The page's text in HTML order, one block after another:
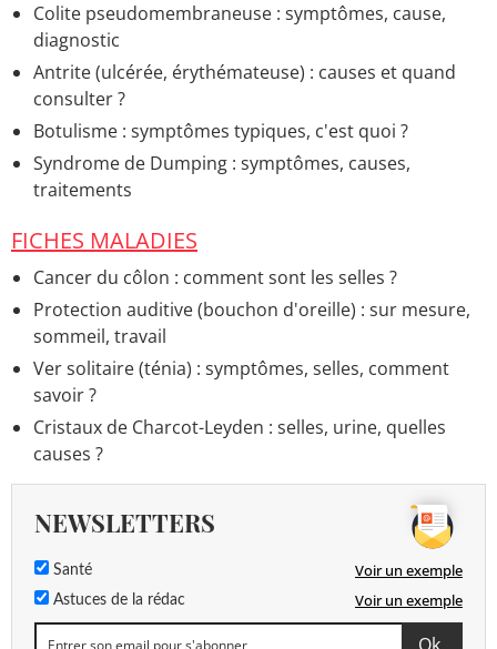
Accueil - Gastro-entérologie
Que manger quand on a mal au ventre ?
Les 10 aliments à manger en cas de gastro
> Accueil -
Colite pseudomembraneuse : symptômes, cause,
diagnostic
Antrite (ulcérée, érythémateuse) : causes et quand
consulter ?
Botulisme : symptômes typiques, c'est quoi ?
Syndrome de Dumping : symptômes, causes,
traitements
FICHES MALADIES
Cancer du côlon : comment sont les selles ?
Protection auditive (bouchon d'oreille) : sur mesure,
sommeil, travail
Ver solitaire (ténia) : symptômes, selles, comment
savoir ?
Cristaux de Charcot-Leyden : selles, urine, quelles
causes ?
NEWSLETTERS
Santé Voir un exemple
Astuces de la rédac Voir un exemple